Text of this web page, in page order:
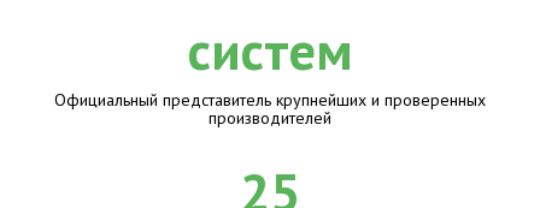
Официальный представитель крупнейших и проверенных
производителей
25